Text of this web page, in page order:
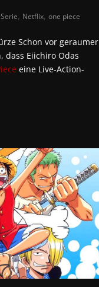
, Netflix,one piece
Schon vor geraumer
dass Eiichiro Odas
eine Live-Action-